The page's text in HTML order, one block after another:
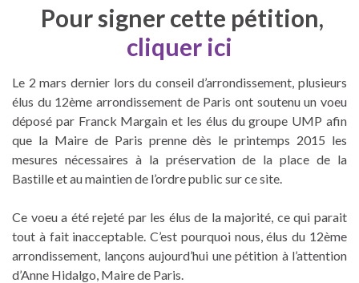
Pour signer cette pétition,
cliquer ici
Le 2 mars dernier lors du conseil d’arrondissement, plusieurs
élus du 12ème arrondissement de Paris ont soutenu un voeu
déposé par Franck Margain et les élus du groupe UMP afin
que la Maire de Paris prenne dès le printemps 2015 les
mesures nécessaires à la préservation de la place de la
Bastille et au maintien de l’ordre public sur ce site.
Ce voeu a été rejeté par les élus de la majorité, ce qui parait
tout à fait inacceptable. C’est pourquoi nous, élus du 12ème
arrondissement, lançons aujourd’hui une pétition à l’attention
d’Anne Hidalgo, Maire de Paris.